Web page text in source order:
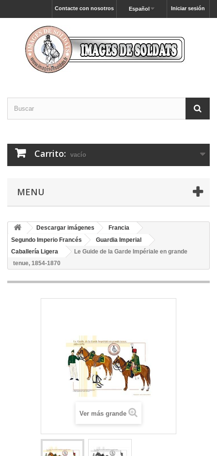
Iniciar sesión
Español
Contacte con nosotros
Carrito: vacío
MENU
Descargar imágenes
Francia
Segundo Imperio Francés
Guardia Imperial
Caballería Ligera
Le Guide de la Garde Impériale en grande
tenue, 1854-1870
Ver más grande